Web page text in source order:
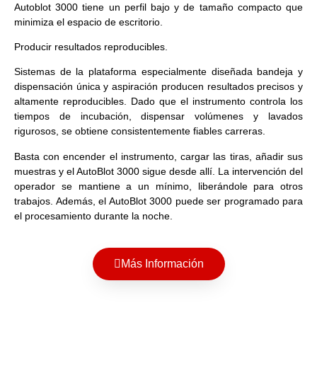
Autoblot 3000 tiene un perfil bajo y de tamaño compacto que
minimiza el espacio de escritorio.
Producir resultados reproducibles.
Sistemas de la plataforma especialmente diseñada bandeja y
dispensación única y aspiración producen resultados precisos y
altamente reproducibles. Dado que el instrumento controla los
tiempos de incubación, dispensar volúmenes y lavados
rigurosos, se obtiene consistentemente fiables carreras.
Basta con encender el instrumento, cargar las tiras, añadir sus
muestras y el AutoBlot 3000 sigue desde allí. La intervención del
operador se mantiene a un mínimo, liberándole para otros
trabajos. Además, el AutoBlot 3000 puede ser programado para
el procesamiento durante la noche.
Más Información